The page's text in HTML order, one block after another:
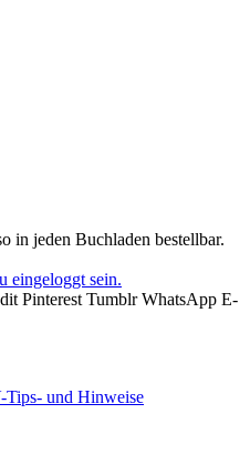
in jeden Buchladen bestellbar.
eingeloggt sein.
Pinterest Tumblr WhatsApp E-
und Hinweise